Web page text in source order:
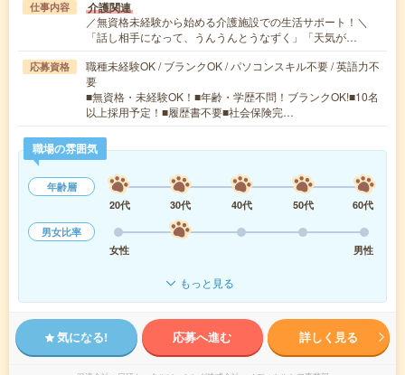
仕事内容 介護関連
／無資格未経験から始める介護施設での生活サポート！＼
「話し相手になって、うんうんとうなずく」「天気が…
応募資格
職種未経験OK / ブランクOK / パソコンスキル不要 / 英語力不
要
■無資格・未経験OK！■年齢・学歴不問！ブランクOK!■10名
以上採用予定！■履歴書不要■社会保険完…
職場の雰囲気
年齢層
20代
30代 40代 50代
60代
男女比率
女性
男性
もっと見る
気になる! 応募へ進む 詳しく見る